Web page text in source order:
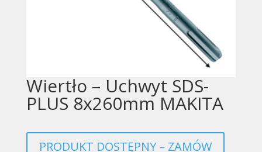
Wiertło – Uchwyt SDS-
PLUS 8x260mm MAKITA
PRODUKT DOSTĘPNY – ZAMÓW